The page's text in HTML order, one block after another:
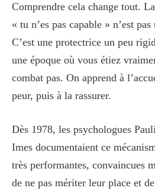
Comprendre cela change tout.
« tu n’es pas capable » n’est
C’est une protectrice un peu
une époque où vous étiez
combat pas. On apprend à
peur, puis à la rassurer.
Dès 1978, les psychologues
Imes documentaient ce
très performantes, convaincues
de ne pas mériter leur place et